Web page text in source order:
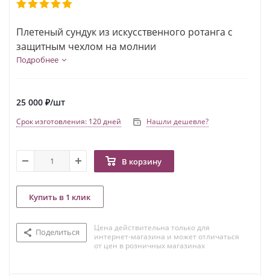
Плетеный сундук из искусственного ротанга с
защитным чехлом на молнии
Подробнее
25 000 ₽/шт
Срок изготовления: 120 дней Нашли дешевле?
В корзину
Купить в 1 клик
Поделиться
Цена действительна только для
интернет-магазина и может отличаться
от цен в розничных магазинах